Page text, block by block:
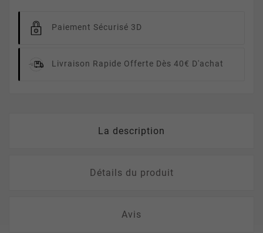
Paiement Sécurisé 3D
Livraison Rapide Offerte Dès 40€ D'achat
La description
Détails du produit
Avis